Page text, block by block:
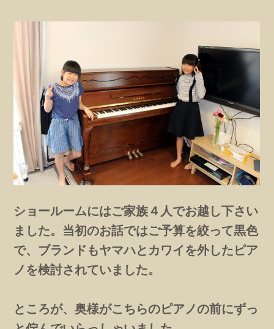
ショールームにはご家族４人でお越し下さい
ました。当初のお話ではご予算を絞って黒色
で、ブランドもヤマハとカワイを外したピア
ノを検討されていました。
ところが、奥様がこちらのピアノの前にずっ